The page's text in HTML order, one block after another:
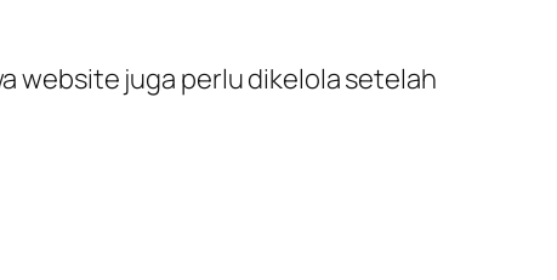
website juga perlu dikelola setelah